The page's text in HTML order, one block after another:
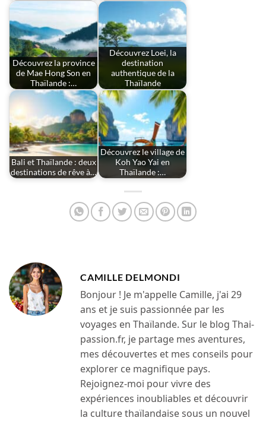
Découvrez la province
de Mae Hong Son en
Thaïlande :…
Découvrez Loei, la
destination
authentique de la
Thaïlande
Bali et Thaïlande : deux
destinations de rêve à…
Découvrez le village de
Koh Yao Yai en
Thaïlande :…
CAMILLE DELMONDI
Bonjour ! Je m'appelle Camille, j'ai 29
ans et je suis passionnée par les
voyages en Thaïlande. Sur le blog Thai-
passion.fr, je partage mes aventures,
mes découvertes et mes conseils pour
explorer ce magnifique pays.
Rejoignez-moi pour vivre des
expériences inoubliables et découvrir
la culture thaïlandaise sous un nouvel